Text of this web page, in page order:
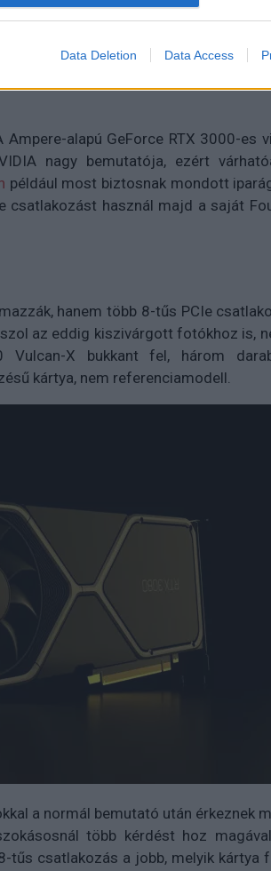
Data Deletion Data Access
RTX 3000 szériás
használnak majd.
alapú GeForce RTX 3000-es
nagy bemutatója, ezért
például most biztosnak mondott
csatlakozást használ majd a saját
hanem több 8-tűs PCIe
az eddig kiszivárgott fotókhoz is,
Vulcan-X bukkant fel, három
kártya, nem referenciamodell.
a normál bemutató után érkeznek
több kérdést hoz
tűs csatlakozás a jobb, melyik kártya